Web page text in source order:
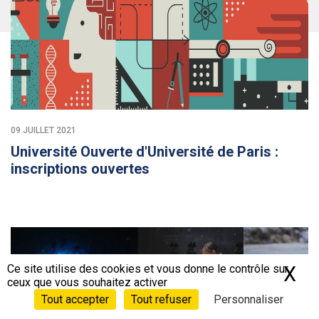
09 JUILLET 2021
Université Ouverte d'Université de Paris :
inscriptions ouvertes
Ce site utilise des cookies et vous donne le contrôle sur
ceux que vous souhaitez activer
Tout accepter
Tout refuser Personnaliser
X